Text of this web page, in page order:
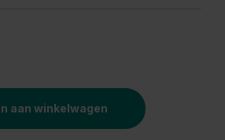
aan winkelwagen